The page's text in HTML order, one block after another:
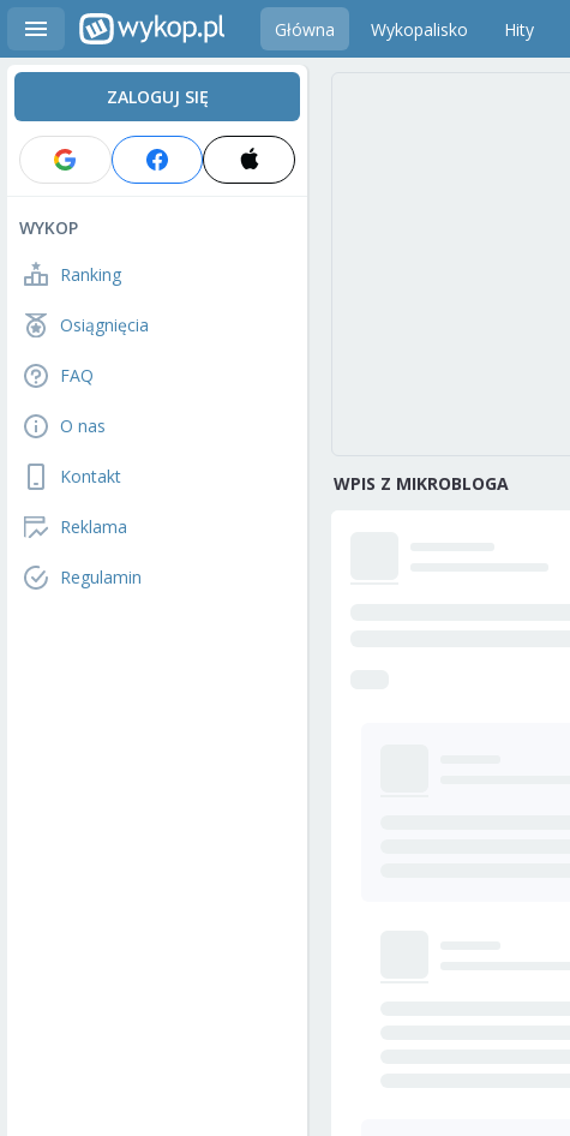
Główna Wykopalisko Hity
ZALOGUJ SIĘ
WYKOP
Ranking
Osiągnięcia
FAQ
O nas
Kontakt
Reklama
Regulamin
WPIS Z MIKROBLOGA